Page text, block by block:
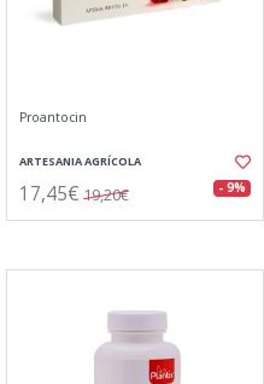
Proantocin
ARTESANIA AGRÍCOLA
17,45€ 19,20€ - 9%